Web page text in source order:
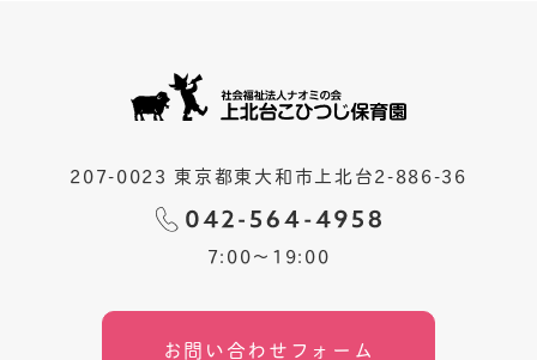
207-0023 東京都東大和市上北台2-886-36
7:00〜19:00
お問い合わせフォーム